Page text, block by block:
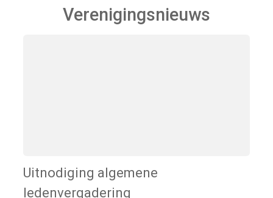
Verenigingsnieuws
Uitnodiging algemene
ledenvergadering